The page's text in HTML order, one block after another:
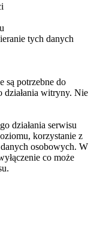
tych danych
są potrzebne do
działania witryny. Nie
działania serwisu
korzystanie z
osobowych. W
co może